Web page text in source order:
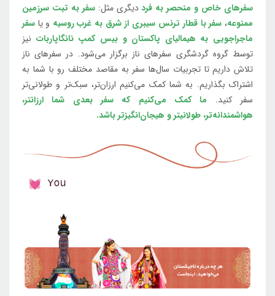
سفرهای خاص و منحصر به فرددیگری مثل:سفر به تبت سرزمین
ممنوعه، سفر با قطار ترنس سیبری از شرق به غرب روسیه و یا سفر
ماجراجویی به هیمالیای پاکستان و بیس کمپ نانگاپاربات نیز
توسط گروه گردشگری سفرهای ناز برگزار می‌شود. در سفرهای ناز
تلاش داریم تا تجربیات سال‌ها سفر به مقاصد مختلف رو با شما به
اشتراک بگذاریم. به شما کمک می‌کنیم ارزان‌تر، سبک‌تر و طولانی‌تر
سفر کنید. ما کمک می‌کنیم که سفر بعدی شما ارزانتر،
هواشمندانه‌تر، طولانی‎تر و هیجان‌انگیزتر باشد.